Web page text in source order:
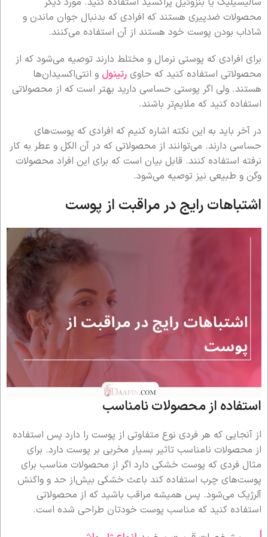
محصولات ضدپیری هستند که افرادی که بدنبال جوان ماندن و
شاداب بودن پوست خود هستند از آن استفاده می‌کنند.
برای افرادی که پوستی نرمال و مختلط دارند توصیه می‌شود که از
محصولاتی استفاده کنید که حاوی رتینول و انتی‌اکسیدان‌ها
هستند. ولی اگر پوستی حساسی دارید بهتر است که از محصولاتی
استفاده کنید که ملایم‌تر باشند.
در آخر باید به این نکته اشاره کنیم که افرادی که پوست‌های
حساسی دارند. می‌توانند از محصولاتی که در آن الکل و عطر به کار
نرفته استفاده کنند. قابل بیان است که برای این افراد محصولات
وگن و طبیعی نیز توصیه می‌شود.
اشتباهات رایج در مراقبت از پوست
استفاده از محصولات نامناسب
از آنجایی که هر فردی نوع متفاوتی از پوست را دارد پس استفاده
از محصولات نامناسب تاثیر بسیار مخربی بر پوست دارد. برای
مثال فردی که پوست خشکی دارد اگر از محصولات مناسب برای
پوست‌های چرب استفاده کند باعث خشکی بیش‌از حد و واکنش
آلرژیک می‌شود. پس همیشه مراقب باشید که از محصولاتی
استفاده کنید که مناسب پوست خودتان طراحی شده است.